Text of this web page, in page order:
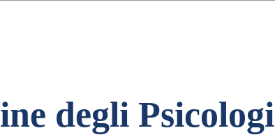
degli Psicologi